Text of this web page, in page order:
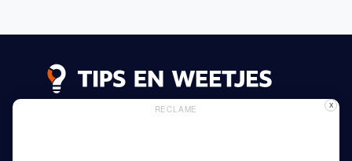
RECLAME X